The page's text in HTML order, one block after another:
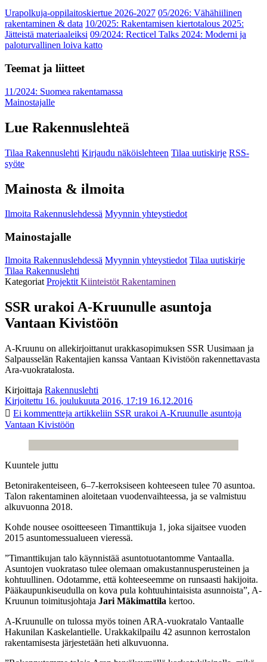
Urapolkuja-oppilaitoskiertue 2026-2027 05/2026: Vähähiilinen
rakentaminen & data 10/2025: Rakentamisen kiertotalous 2025:
Jätteistä materiaaleiksi 09/2024: Recticel Talks 2024: Moderni ja
paloturvallinen loiva katto
Teemat ja liitteet
11/2024: Suomea rakentamassa
Mainostajalle
Lue Rakennuslehteä
Tilaa Rakennuslehti Kirjaudu näköislehteen Tilaa uutiskirje RSS-
syöte
Mainosta & ilmoita
Ilmoita Rakennuslehdessä Myynnin yhteystiedot
Mainostajalle
Ilmoita Rakennuslehdessä Myynnin yhteystiedot Tilaa uutiskirje
Tilaa Rakennuslehti
Kategoriat Projektit Kiinteistöt Rakentaminen
SSR urakoi A-Kruunulle asuntoja
Vantaan Kivistöön
A-Kruunu on allekirjoittanut urakkasopimuksen SSR Uusimaan ja
Salpausselän Rakentajien kanssa Vantaan Kivistöön rakennettavasta
Ara-vuokratalosta.
Kirjoittaja Rakennuslehti
Kirjoitettu 16. joulukuuta 2016, 17:19 16.12.2016
Ei kommentteja artikkeliin SSR urakoi A-Kruunulle asuntoja
Vantaan Kivistöön
Kuuntele juttu
Betonirakenteiseen, 6–7-kerroksiseen kohteeseen tulee 70 asuntoa.
Talon rakentaminen aloitetaan vuodenvaihteessa, ja se valmistuu
alkuvuonna 2018.
Kohde nousee osoitteeseen Timanttikuja 1, joka sijaitsee vuoden
2015 asuntomessualueen vieressä.
”Timanttikujan talo käynnistää asuntotuotantomme Vantaalla.
Asuntojen vuokrataso tulee olemaan omakustannusperusteinen ja
kohtuullinen. Odotamme, että kohteeseemme on runsaasti hakijoita.
Pääkaupunkiseudulla on kova pula kohtuuhintaisista asunnoista”, A-
Kruunun toimitusjohtaja Jari Mäkimattila kertoo.
A-Kruunulle on tulossa myös toinen ARA-vuokratalo Vantaalle
Hakunilan Kaskelantielle. Urakkakilpailu 42 asunnon kerrostalon
rakentamisesta järjestetään heti alkuvuonna.